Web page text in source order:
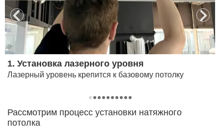
1. Установка лазерного уровня
Лазерный уровень крепится к базовому потолку
Рассмотрим процесс установки натяжного
потолка